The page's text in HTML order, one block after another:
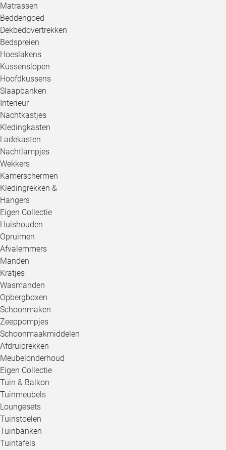
Matrassen
Beddengoed
Dekbedovertrekken
Bedspreien
Hoeslakens
Kussenslopen
Hoofdkussens
Slaapbanken
Interieur
Nachtkastjes
Kledingkasten
Ladekasten
Nachtlampjes
Wekkers
Kamerschermen
Kledingrekken &
Hangers
Eigen Collectie
Huishouden
Opruimen
Afvalemmers
Manden
Kratjes
Wasmanden
Opbergboxen
Schoonmaken
Zeeppompjes
Schoonmaakmiddelen
Afdruiprekken
Meubelonderhoud
Eigen Collectie
Tuin & Balkon
Tuinmeubels
Loungesets
Tuinstoelen
Tuinbanken
Tuintafels